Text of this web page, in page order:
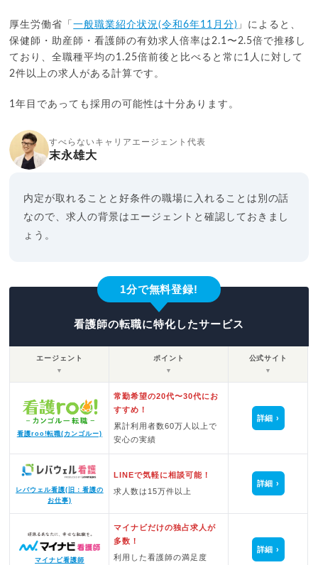
厚生労働省「一般職業紹介状況(令和6年11月分) 」によると、
保健師・助産師・看護師の有効求人倍率は2.1〜2.5倍で推移し
ており、全職種平均の1.25倍前後と比べると常に1人に対して
2件以上の求人がある計算です。
1年目であっても採用の可能性は十分あります。
すべらないキャリアエージェント代表
末永雄大
内定が取れることと好条件の職場に入れることは別の話
なので、求人の背景はエージェントと確認しておきまし
ょう。
1分で無料登録!
看護師の転職に特化したサービス
エージェント
▼
ポイント
▼
公式サイト
▼
看護roo!転職(カンゴルー)
常勤希望の20代〜30代にお
すすめ！
累計利用者数60万人以上で
安心の実績
詳細
レバウェル看護(旧：看護の
お仕事)
LINEで気軽に相談可能！
求人数は15万件以上
詳細
マイナビ看護師
マイナビだけの独占求人が
多数！
利用した看護師の満足度
詳細